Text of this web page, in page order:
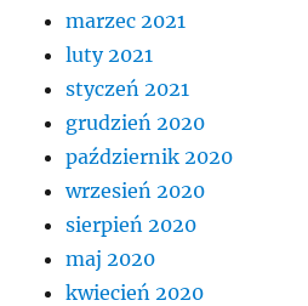
marzec 2021
luty 2021
styczeń 2021
grudzień 2020
październik 2020
wrzesień 2020
sierpień 2020
maj 2020
kwiecień 2020